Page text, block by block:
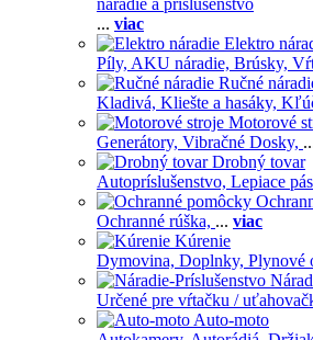
náradie a príslušenstvo
... viac
Elektro
Píly, AKU náradie, Brúsky,
Ručné
Kladivá, Kliešte a hasáky,
Motorové
Generátory, Vibračné Dosky,
Drobný tovar
Autopríslušenstvo, Lepiace
Ochranné rúška, ... viac
Kúrenie
Dymovina, Doplnky, Plynové
Určené pre vŕtačku /
Auto-moto